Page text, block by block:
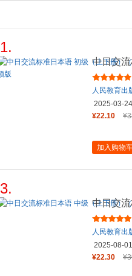
1.
中日交
两册）
人民教育出
2025-03-24
¥22.10
加入购物
3.
中日交
两册）
人民教育出
2025-08-01
¥22.30